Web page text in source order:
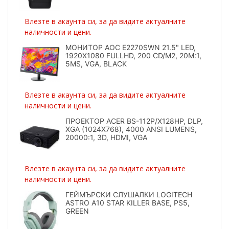
Влезте в акаунта си, за да видите актуалните
наличности и цени.
МОНИТОР AOC E2270SWN 21.5" LED,
1920X1080 FULLHD, 200 CD/M2, 20M:1,
5MS, VGA, BLACK
Влезте в акаунта си, за да видите актуалните
наличности и цени.
ПРОЕКТОР ACER BS-112P/X128HP, DLP,
XGA (1024X768), 4000 ANSI LUMENS,
20000:1, 3D, HDMI, VGA
Влезте в акаунта си, за да видите актуалните
наличности и цени.
ГЕЙМЪРСКИ СЛУШАЛКИ LOGITECH
ASTRO A10 STAR KILLER BASE, PS5,
GREEN